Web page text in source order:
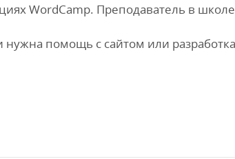
WordCamp. Преподаватель в
нужна помощь с сайтом или